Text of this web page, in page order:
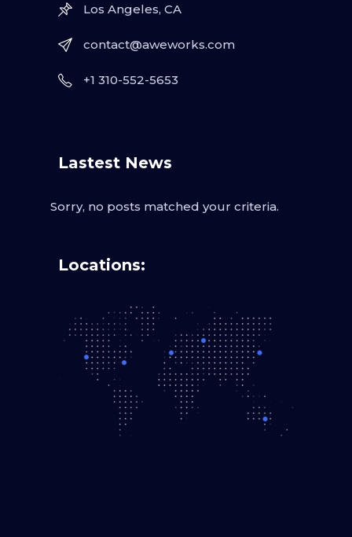
Los Angeles, CA
contact@aweworks.com
+1 310-552-5653
Lastest News
Sorry, no posts matched your criteria.
Locations: